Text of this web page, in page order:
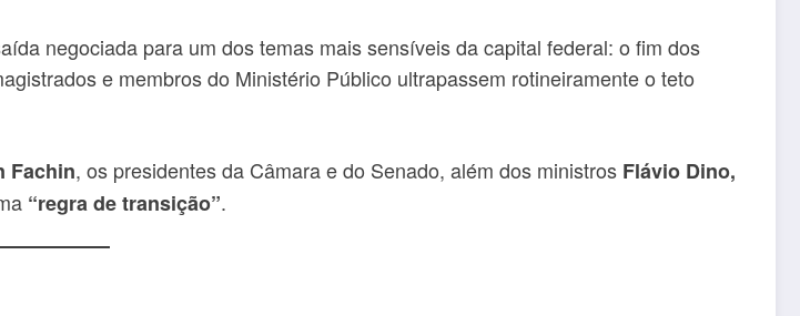
negociada para um dos temas mais sensíveis da capital federal: o fim dos
e membros do Ministério Público ultrapassem rotineiramente o teto
Fachin, os presidentes da Câmara e do Senado, além dos ministros Flávio Dino,
“regra de transição”.